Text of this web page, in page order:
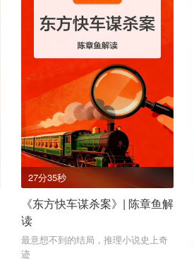
27分35秒
《东方快车谋杀案》| 陈章鱼解
读
最意想不到的结局，推理小说史上奇
迹